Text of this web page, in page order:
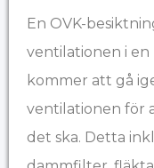
En OVK-
ventilationen i
kommer att gå
ventilationen för
det ska. Detta